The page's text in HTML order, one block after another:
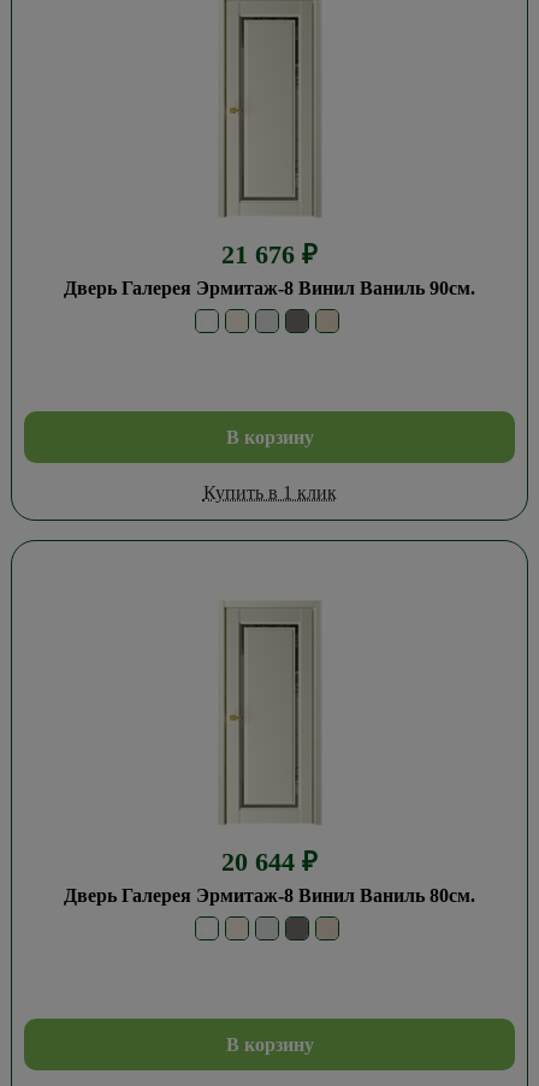
21 676 ₽
Дверь Галерея Эрмитаж-8 Винил Ваниль 90см.
В корзину
Купить в 1 клик
20 644 ₽
Дверь Галерея Эрмитаж-8 Винил Ваниль 80см.
В корзину